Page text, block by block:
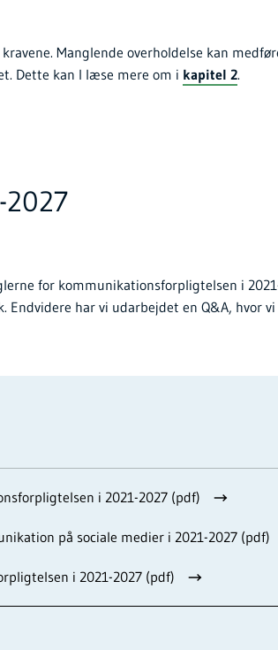
Manglende overholdelse kan
Dette kan I læse mere om i kapitel 2.
2027
for kommunikationsforpligtelsen i
Endvidere har vi udarbejdet en Q&A, hvor
i 2021-2027 (pdf)
på sociale medier i 2021-2027 (pdf)
i 2021-2027 (pdf)